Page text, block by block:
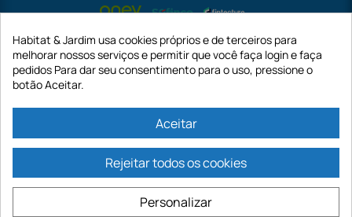
https://www.habitatejardim.pt é um site da empresa GECODIS SA com um
capital de 187.203,29€, 32 Rue de Paradis - PARIS 75010 (FRANÇA). A
GECODIS.SA criada em 11/04/1998 é uma subsidiária da ODAYA ​​​​​​HOLDING com
Habitat & Jardim usa cookies próprios e de terceiros para
melhorar nossos serviços e permitir que você faça login e faça
pedidos Para dar seu consentimento para o uso, pressione o
botão Aceitar.
Aceitar
Rejeitar todos os cookies
Personalizar